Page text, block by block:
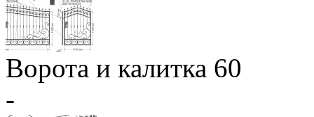
Ворота и калитка 60
-